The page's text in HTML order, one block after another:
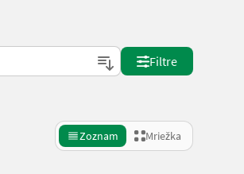
Filtre
Zoznam Mriežka